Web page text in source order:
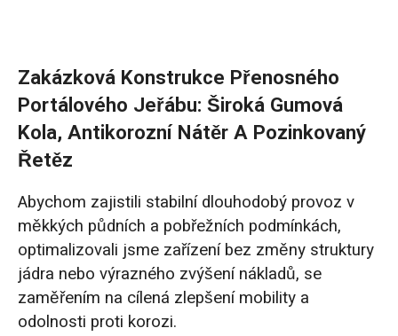
Zakázková Konstrukce Přenosného
Portálového Jeřábu: Široká Gumová
Kola, Antikorozní Nátěr A Pozinkovaný
Řetěz
Abychom zajistili stabilní dlouhodobý provoz v
měkkých půdních a pobřežních podmínkách,
optimalizovali jsme zařízení bez změny struktury
jádra nebo výrazného zvýšení nákladů, se
zaměřením na cílená zlepšení mobility a
odolnosti proti korozi.